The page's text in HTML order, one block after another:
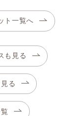
ト一覧へ
も見る
る